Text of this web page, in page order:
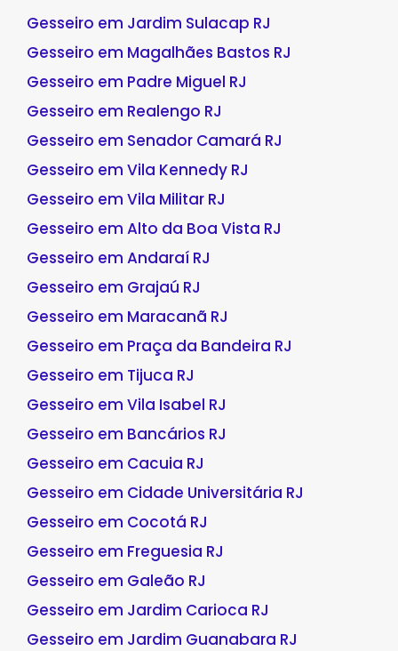
Gesseiro em Jardim Sulacap RJ
Gesseiro em Magalhães Bastos RJ
Gesseiro em Padre Miguel RJ
Gesseiro em Realengo RJ
Gesseiro em Senador Camará RJ
Gesseiro em Vila Kennedy RJ
Gesseiro em Vila Militar RJ
Gesseiro em Alto da Boa Vista RJ
Gesseiro em Andaraí RJ
Gesseiro em Grajaú RJ
Gesseiro em Maracanã RJ
Gesseiro em Praça da Bandeira RJ
Gesseiro em Tijuca RJ
Gesseiro em Vila Isabel RJ
Gesseiro em Bancários RJ
Gesseiro em Cacuia RJ
Gesseiro em Cidade Universitária RJ
Gesseiro em Cocotá RJ
Gesseiro em Freguesia RJ
Gesseiro em Galeão RJ
Gesseiro em Jardim Carioca RJ
Gesseiro em Jardim Guanabara RJ